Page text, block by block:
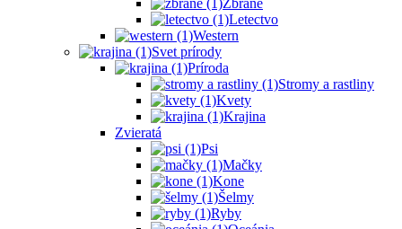
Zbrane
Letectvo
Western
Svet prírody
Príroda
Stromy a rastliny
Kvety
Krajina
Zvieratá
Psi
Mačky
Kone
Šelmy
Ryby